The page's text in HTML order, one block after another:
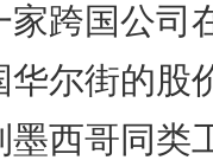
跨国公司
尔街的股
墨西哥同类